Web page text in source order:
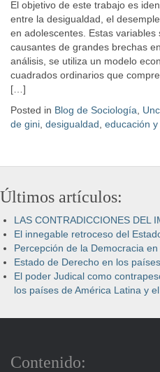
El objetivo de este trabajo es
entre la desigualdad, el
en adolescentes. Estas
causantes de grandes brechas
análisis, se utiliza un modelo
cuadrados ordinarios que
[…]
Posted in Blog de Sociología
de gini desigualdad educación
Últimos artículos:
LAS CONTRADICCIONES DEL
El innegable retroceso del
Percepción de la Democracia
Estado de Derecho en los
El poder Judical como
los países de América Latina y
Contenido: